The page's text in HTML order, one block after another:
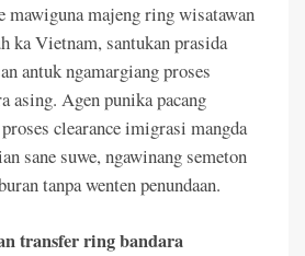
mawiguna majeng ring wisatawan
ka Vietnam, santukan prasida
antuk ngamargiang proses
asing. Agen punika pacang
clearance imigrasi mangda
sane suwe, ngawinang semeton
tanpa wenten penundaan.
transfer ring bandara